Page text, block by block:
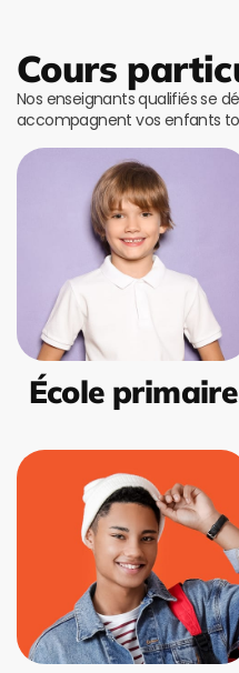
Cours
Nos enseignants qualifiés se
accompagnent vos enfants
École primaire